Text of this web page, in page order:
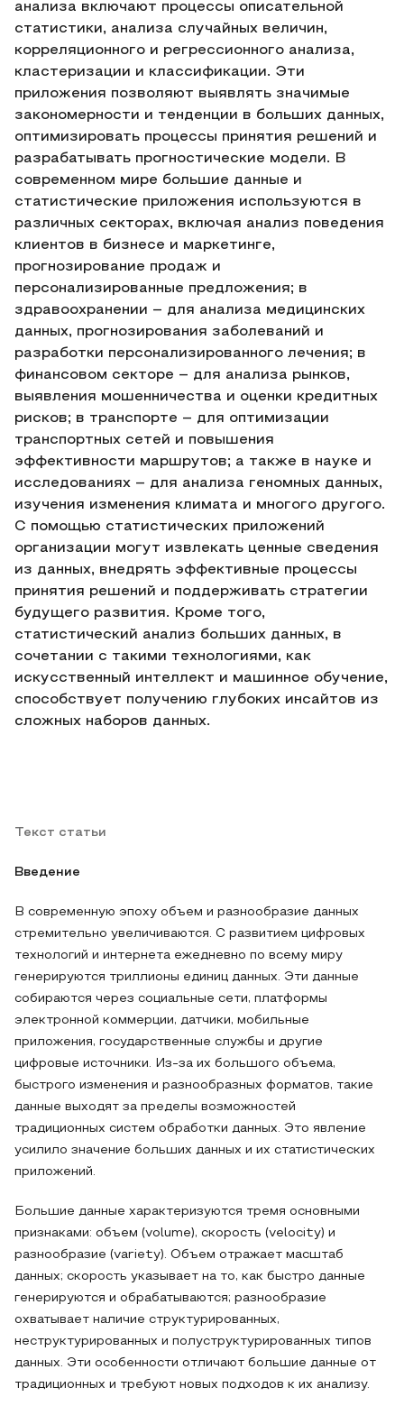
анализа включают процессы описательной
статистики, анализа случайных величин,
корреляционного и регрессионного анализа,
кластеризации и классификации. Эти
приложения позволяют выявлять значимые
закономерности и тенденции в больших данных,
оптимизировать процессы принятия решений и
разрабатывать прогностические модели. В
современном мире большие данные и
статистические приложения используются в
различных секторах, включая анализ поведения
клиентов в бизнесе и маркетинге,
прогнозирование продаж и
персонализированные предложения; в
здравоохранении – для анализа медицинских
данных, прогнозирования заболеваний и
разработки персонализированного лечения; в
финансовом секторе – для анализа рынков,
выявления мошенничества и оценки кредитных
рисков; в транспорте – для оптимизации
транспортных сетей и повышения
эффективности маршрутов; а также в науке и
исследованиях – для анализа геномных данных,
изучения изменения климата и многого другого.
С помощью статистических приложений
организации могут извлекать ценные сведения
из данных, внедрять эффективные процессы
принятия решений и поддерживать стратегии
будущего развития. Кроме того,
статистический анализ больших данных, в
сочетании с такими технологиями, как
искусственный интеллект и машинное обучение,
способствует получению глубоких инсайтов из
сложных наборов данных.
Текст статьи
Введение
В современную эпоху объем и разнообразие данных
стремительно увеличиваются. С развитием цифровых
технологий и интернета ежедневно по всему миру
генерируются триллионы единиц данных. Эти данные
собираются через социальные сети, платформы
электронной коммерции, датчики, мобильные
приложения, государственные службы и другие
цифровые источники. Из-за их большого объема,
быстрого изменения и разнообразных форматов, такие
данные выходят за пределы возможностей
традиционных систем обработки данных. Это явление
усилило значение больших данных и их статистических
приложений.
Большие данные характеризуются тремя основными
признаками: объем (volume), скорость (velocity) и
разнообразие (variety). Объем отражает масштаб
данных; скорость указывает на то, как быстро данные
генерируются и обрабатываются; разнообразие
охватывает наличие структурированных,
неструктурированных и полуструктурированных типов
данных. Эти особенности отличают большие данные от
традиционных и требуют новых подходов к их анализу.